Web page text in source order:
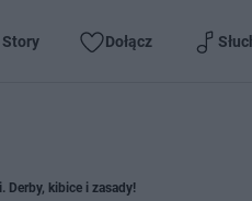
Story Dołącz
Derby, kibice i zasady!